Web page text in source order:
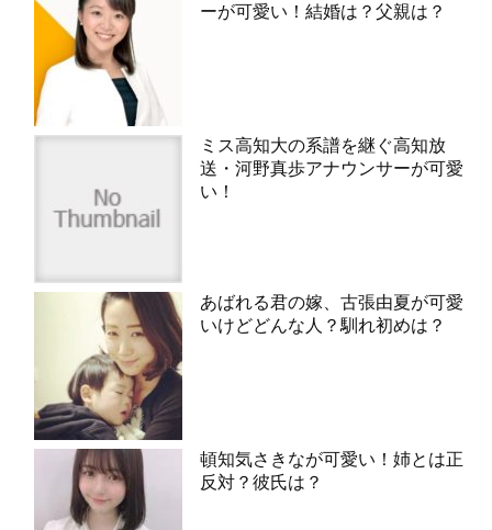
ーが可愛い！結婚は？父親は？
ミス高知大の系譜を継ぐ高知放
送・河野真歩アナウンサーが可愛
い！
あばれる君の嫁、古張由夏が可愛
いけどどんな人？馴れ初めは？
頓知気さきなが可愛い！姉とは正
反対？彼氏は？